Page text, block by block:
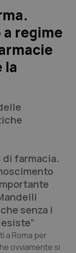
regime
la
farmacia.
senza i
a Roma per
ovviamente si